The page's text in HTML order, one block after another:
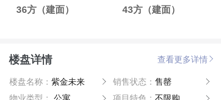
36方（建面） 43方（建面）
楼盘详情 查看更多详情
楼盘名称：紫金未来 销售状态： 售罄